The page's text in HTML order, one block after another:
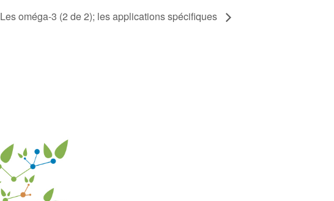
Les oméga-3 (2 de 2); les applications spécifiques